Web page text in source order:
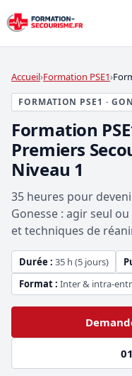
Accueil Formation PSE1
FORMATION PSE1 ·
Formation
Premiers
Niveau 1
35 heures pour
Gonesse : agir seul
et techniques de
Durée : 35 h (5 jours)
Format : Inter & intra-